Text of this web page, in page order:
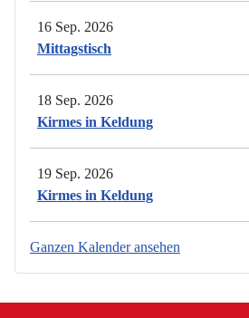
16 Sep. 2026
Mittagstisch
18 Sep. 2026
Kirmes in Keldung
19 Sep. 2026
Kirmes in Keldung
Ganzen Kalender ansehen